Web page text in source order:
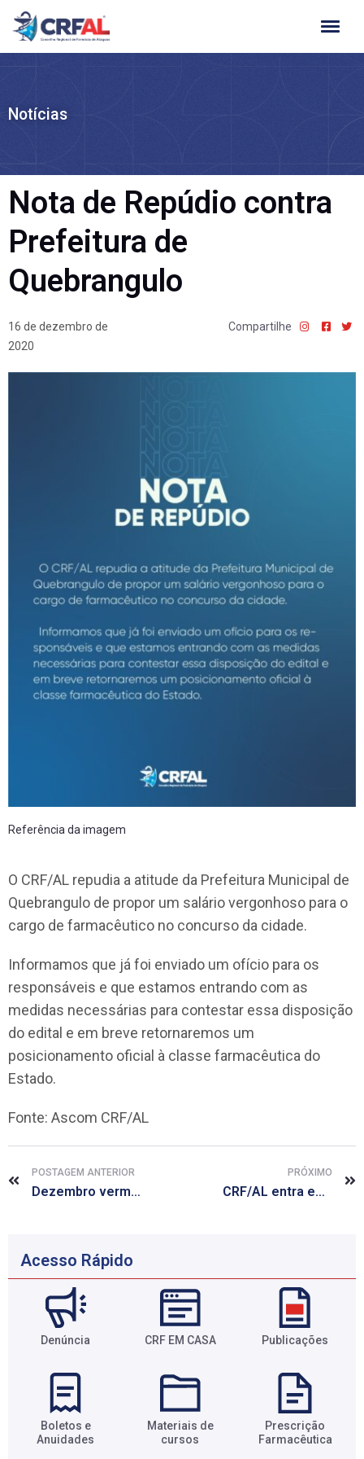
Ir
para
Notícias
Nota de Repúdio contra
Prefeitura de
Quebrangulo
16 de dezembro de
2020
Compartilhe
Referência da imagem
O CRF/AL repudia a atitude da Prefeitura Municipal de
Quebrangulo de propor um salário vergonhoso para o
cargo de farmacêutico no concurso da cidade.
Informamos que já foi enviado um ofício para os
responsáveis e que estamos entrando com as
medidas necessárias para contestar essa disposição
do edital e em breve retornaremos um
posicionamento oficial à classe farmacêutica do
Estado.
Fonte: Ascom CRF/AL
POSTAGEM ANTERIOR
Dezembro vermelho: farmacêutica destaca importância da educação em saúde
PRÓXIMO
CRF/AL entra em recesso na próxima quarta-feira, 23
Acesso Rápido
Denúncia CRF EM CASA Publicações
Boletos e
Anuidades​
Materiais de
cursos​
Prescrição
Farmacêutica​